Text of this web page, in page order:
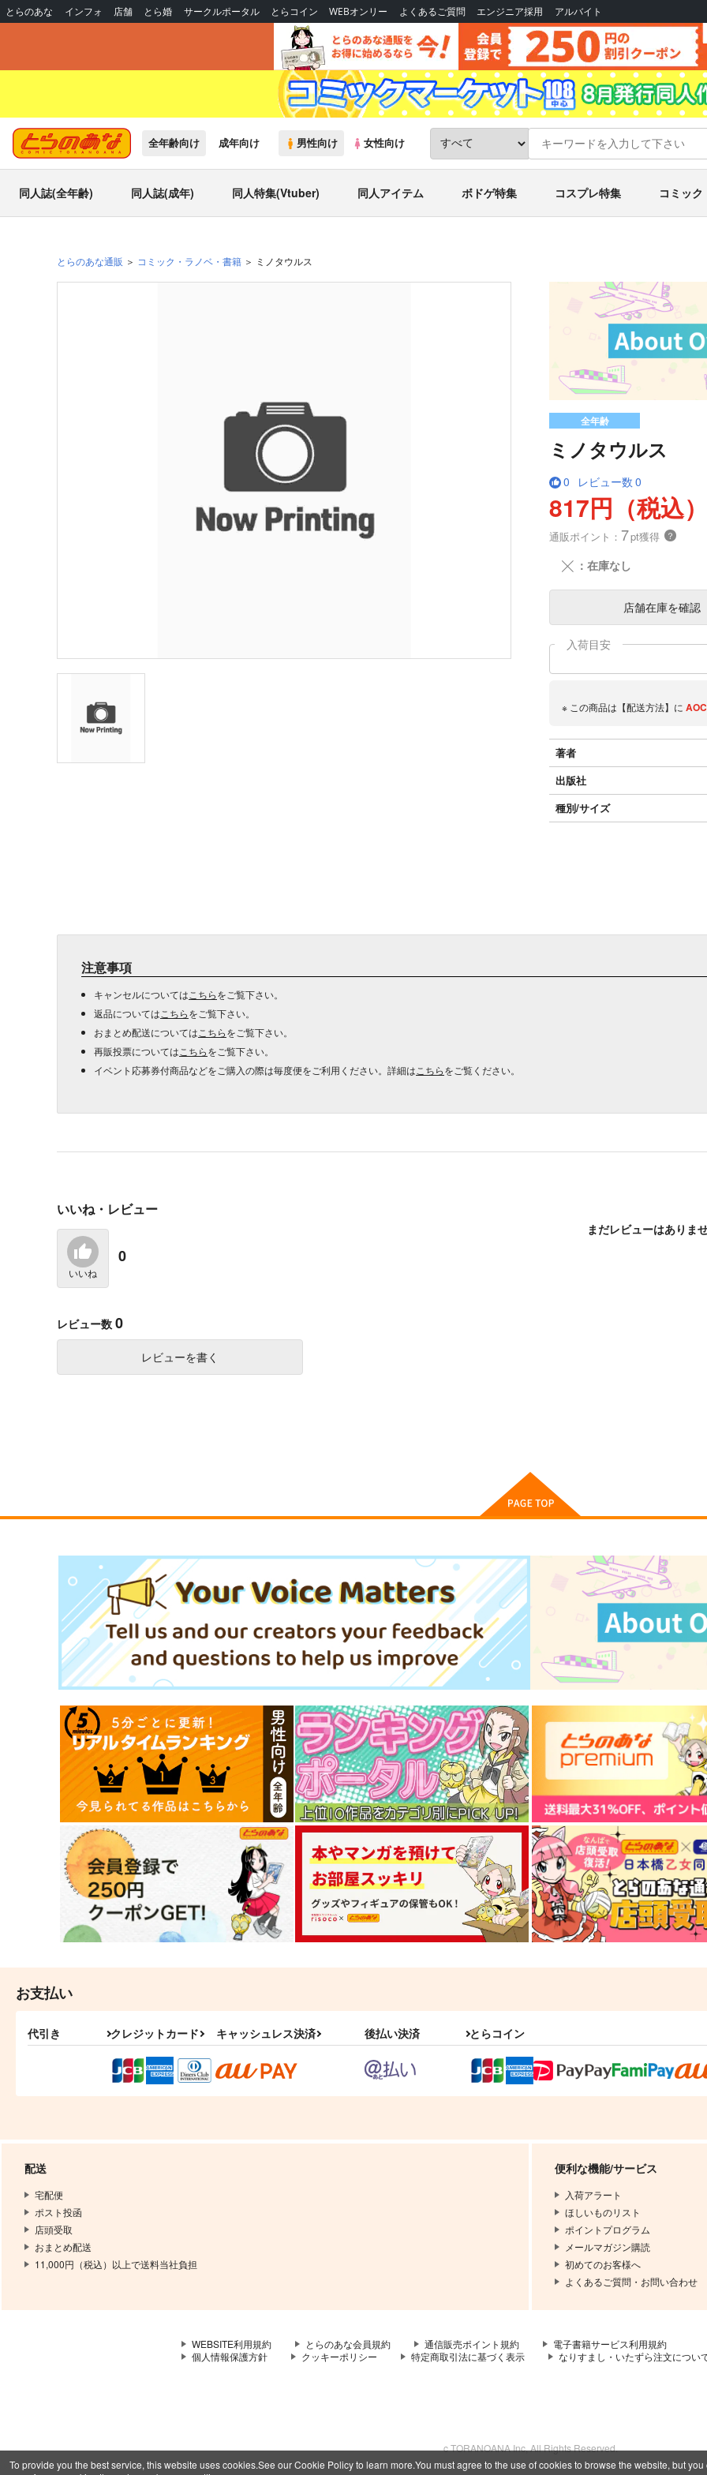
とらのあな インフォ 店舗 とら婚 サークルポータル とらコイン WEBオンリー よくあるご質問 エンジニア採用 アルバイト
全年齢向け 成年向け 男性向け 女性向け
同人誌(全年齢) 同人誌(成年) 同人特集(Vtuber) 同人アイテム ボドゲ特集 コスプレ特集 コミッ
To provide you the best service, this website uses cookies.See our Cookie Policy to learn more.You must agree to the use of cookies to browse the website, but
とらのあな通販 コミック・ラノベ・書籍 ミノタウルス
全年齢
ミノタウルス
0 レビュー数 0
817円（税込）
通販ポイント： 7pt獲得 ？
╳ ：在庫なし
店舗在庫を確認
入荷目安
※ この商品は【配送方法】に
著者
出版社
種別/サイズ
注意事項
キャンセルについては こちらをご覧下さい。
返品については こちらをご覧下さい。
おまとめ配送については こちらをご覧下さい。
再販投票については こちらをご覧下さい。
イベント応募券付商品などをご購入の際は毎度便をご利用ください。詳細は こちらをご覧ください。
いいね・レビュー
いいね
0
レビュー数 0
レビューを書く
まだレビューはありま
お支払い
代引き クレジットカード キャッシュレス決済 後払い決済 とらコイン
配送
宅配便
ポスト投函
店頭受取
おまとめ配送
11,000円（税込）以上で送料当社負担
便利な機能/サービス
入荷アラート
ほしいものリスト
ポイントプログラム
メールマガジン購読
初めてのお客様へ
よくあるご質問・お問い合わせ
WEBSITE利用規約 とらのあな会員規約 通信販売ポイント規約
電子書籍サービス利用規約
個人情報保護方針
クッキーポリシー 特定商取引法に基づく表示 なりすまし・いたずら注文につい
c TORANOANA Inc, All Rights Reserved.